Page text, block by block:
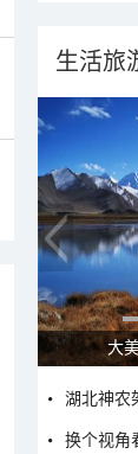
生活旅
大
湖北神农
换个视角